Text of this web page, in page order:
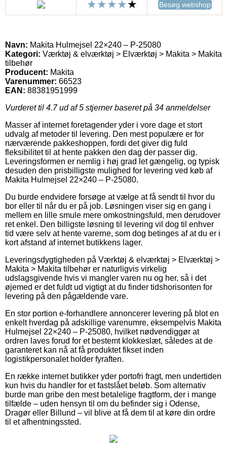
Besøg webshop
Navn: Makita Hulmejsel 22×240 – P-25080
Kategori: Værktøj & elværktøj > Elværktøj > Makita > Makita
tilbehør
Producent: Makita
Varenummer: 66523
EAN: 88381951999
Vurderet til 4.7ud af 5 stjerner baseret på 34 anmeldelser
Masser af internet foretagender yder i vore dage et stort
udvalg af metoder til levering. Den mest populære er for
nærværende pakkeshoppen, fordi det giver dig fuld
fleksibilitet til at hente pakken den dag der passer dig.
Leveringsformen er nemlig i høj grad let gængelig, og typisk
desuden den prisbilligste mulighed for levering ved køb af
Makita Hulmejsel 22×240 – P-25080.
Du burde endvidere forsøge at vælge at få sendt til hvor du
bor eller til når du er på job. Løsningen viser sig en gang i
mellem en lille smule mere omkostningsfuld, men derudover
ret enkel. Den billigste løsning til levering vil dog til enhver
tid være selv at hente varerne, som dog betinges af at du er i
kort afstand af internet butikkens lager.
Leveringsdygtigheden på Værktøj & elværktøj > Elværktøj >
Makita > Makita tilbehør er naturligvis virkelig
udslagsgivende hvis vi mangler varen nu og her, så i det
øjemed er det fuldt ud vigtigt at du finder tidshorisonten for
levering på den pågældende vare.
En stor portion e-forhandlere annoncerer levering på blot en
enkelt hverdag på adskillige varenumre, eksempelvis Makita
Hulmejsel 22×240 – P-25080, hvilket nødvendiggør at
ordren laves forud for et bestemt klokkeslæt, således at de
garanteret kan nå at få produktet fikset inden
logistikpersonalet holder fyraften.
En række internet butikker yder portofri fragt, men undertiden
kun hvis du handler for et fastslået beløb. Som alternativ
burde man gribe den mest betalelige fragtform, der i mange
tilfælde – uden hensyn til om du befinder sig i Odense,
Dragør eller Billund – vil blive at få dem til at køre din ordre
til et afhentningssted.